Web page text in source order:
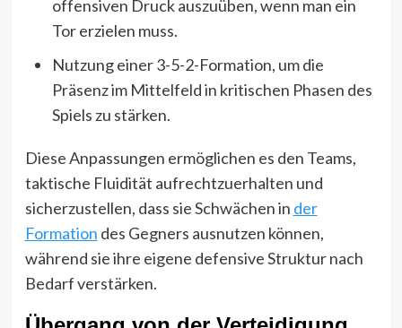
offensiven Druck auszuüben, wenn man ein
Tor erzielen muss.
Nutzung einer 3-5-2-Formation, um die
Präsenz im Mittelfeld in kritischen Phasen des
Spiels zu stärken.
Diese Anpassungen ermöglichen es den Teams,
taktische Fluidität aufrechtzuerhalten und
sicherzustellen, dass sie Schwächen in der
Formation des Gegners ausnutzen können,
während sie ihre eigene defensive Struktur nach
Bedarf verstärken.